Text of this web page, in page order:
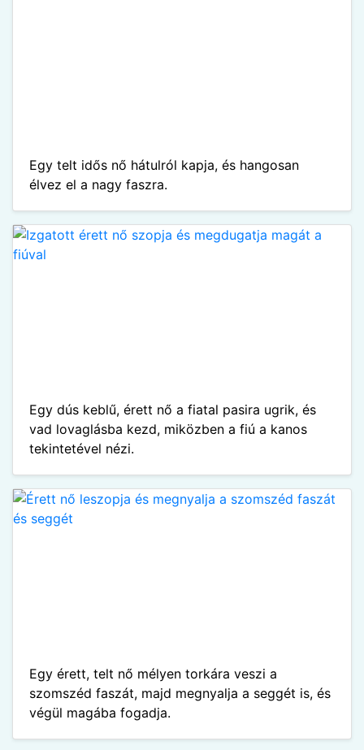
Egy telt idős nő hátulról kapja, és hangosan
élvez el a nagy faszra.
Egy dús keblű, érett nő a fiatal pasira ugrik, és
vad lovaglásba kezd, miközben a fiú a kanos
tekintetével nézi.
Egy érett, telt nő mélyen torkára veszi a
szomszéd faszát, majd megnyalja a seggét is, és
végül magába fogadja.